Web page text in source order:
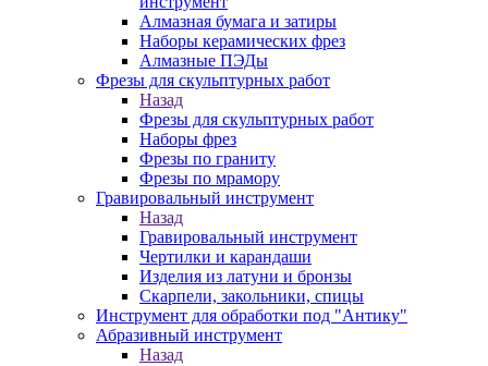
Алмазная бумага и затиры
Наборы керамических фрез
Алмазные ПЭДы
Фрезы для скульптурных работ
Назад
Фрезы для скульптурных работ
Наборы фрез
Фрезы по граниту
Фрезы по мрамору
Гравировальный инструмент
Назад
Гравировальный инструмент
Чертилки и карандаши
Изделия из латуни и бронзы
Скарпели, закольники, спицы
Инструмент для обработки под "Антику"
Абразивный инструмент
Назад